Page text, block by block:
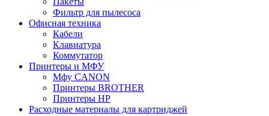
Фильтр для пылесоса
Офисная техника
Кабели
Клавиатура
Коммутатор
Принтеры и МФУ
Мфу CANON
Принтеры BROTHER
Принтеры HP
Расходные материалы для картриджей